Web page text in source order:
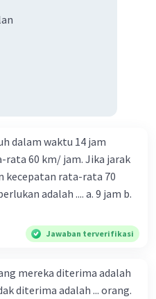
dalam waktu 14 jam
60 km/ jam. Jika jarak
kecepatan rata-rata 70
adalah .... a. 9 jam b.
Jawaban terverifikasi
mereka diterima adalah
diterima adalah ... orang.